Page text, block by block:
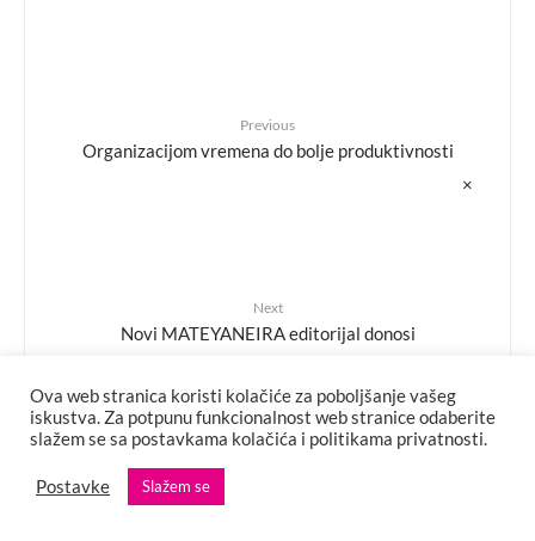
Previous
Organizacijom vremena do bolje produktivnosti
Next
Novi MATEYANEIRA editorijal donosi
svemirskih veduta upotpunjen savremenim
porukama
Ova web stranica koristi kolačiće za poboljšanje vašeg
iskustva. Za potpunu funkcionalnost web stranice odaberite
slažem se sa postavkama kolačića i politikama privatnosti.
Postavke Slažem se
×